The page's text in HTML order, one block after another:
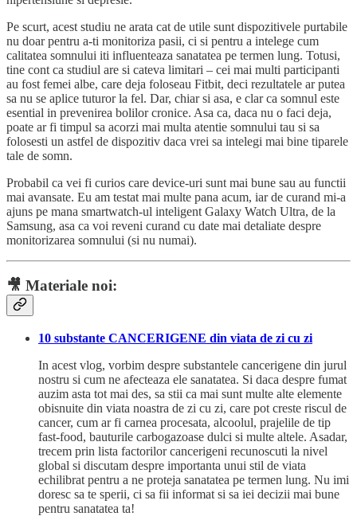
Pe scurt, acest studiu ne arata cat de utile sunt dispozitivele purtabile
nu doar pentru a-ti monitoriza pasii, ci si pentru a intelege cum
calitatea somnului iti influenteaza sanatatea pe termen lung. Totusi,
tine cont ca studiul are si cateva limitari – cei mai multi participanti
au fost femei albe, care deja foloseau Fitbit, deci rezultatele ar putea
sa nu se aplice tuturor la fel. Dar, chiar si asa, e clar ca somnul este
esential in prevenirea bolilor cronice. Asa ca, daca nu o faci deja,
poate ar fi timpul sa acorzi mai multa atentie somnului tau si sa
folosesti un astfel de dispozitiv daca vrei sa intelegi mai bine tiparele
tale de somn.
Probabil ca vei fi curios care device-uri sunt mai bune sau au functii
mai avansate. Eu am testat mai multe pana acum, iar de curand mi-a
ajuns pe mana smartwatch-ul inteligent Galaxy Watch Ultra, de la
Samsung, asa ca voi reveni curand cu date mai detaliate despre
monitorizarea somnului (si nu numai).
🎥 Materiale noi:
10 substante CANCERIGENE din viata de zi cu zi
In acest vlog, vorbim despre substantele cancerigene din jurul
nostru si cum ne afecteaza ele sanatatea. Si daca despre fumat
auzim asta tot mai des, sa stii ca mai sunt multe alte elemente
obisnuite din viata noastra de zi cu zi, care pot creste riscul de
cancer, cum ar fi carnea procesata, alcoolul, prajelile de tip
fast-food, bauturile carbogazoase dulci si multe altele. Asadar,
trecem prin lista factorilor cancerigeni recunoscuti la nivel
global si discutam despre importanta unui stil de viata
echilibrat pentru a ne proteja sanatatea pe termen lung. Nu imi
doresc sa te sperii, ci sa fii informat si sa iei decizii mai bune
pentru sanatatea ta!